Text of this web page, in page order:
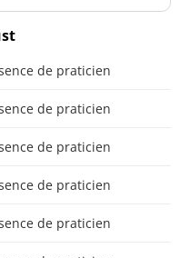
de praticien
de praticien
de praticien
de praticien
de praticien